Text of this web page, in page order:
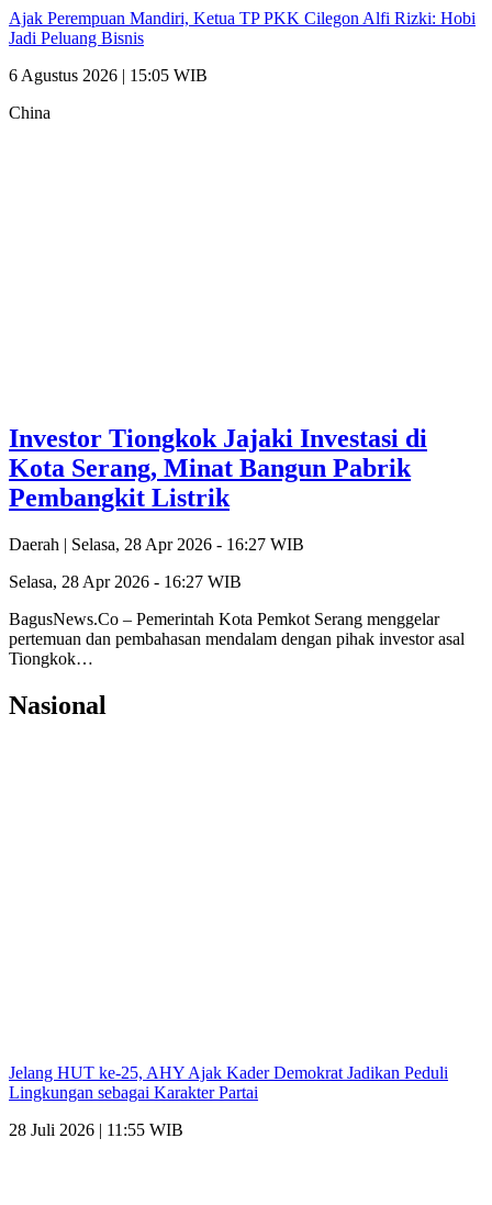
Ajak Perempuan Mandiri, Ketua TP PKK Cilegon Alfi Rizki: Hobi
Jadi Peluang Bisnis
6 Agustus 2026 | 15:05 WIB
China
Investor ‎Tiongkok Jajaki Investasi di
Kota Serang, Minat Bangun Pabrik
Pembangkit Listrik
Daerah | Selasa, 28 Apr 2026 - 16:27 WIB
Selasa, 28 Apr 2026 - 16:27 WIB
‎BagusNews.Co – Pemerintah Kota Pemkot Serang menggelar
pertemuan dan pembahasan mendalam dengan pihak investor asal
Tiongkok…
Nasional
Jelang HUT ke-25, AHY Ajak Kader Demokrat Jadikan Peduli
Lingkungan sebagai Karakter Partai
28 Juli 2026 | 11:55 WIB